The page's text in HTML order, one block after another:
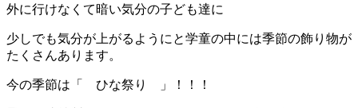
外に行けなくて暗い気分の子ども達に
少しでも気分が上がるようにと学童の中には季節の飾り物が
たくさんあります。
今の季節は「 ひな祭り 」！！！